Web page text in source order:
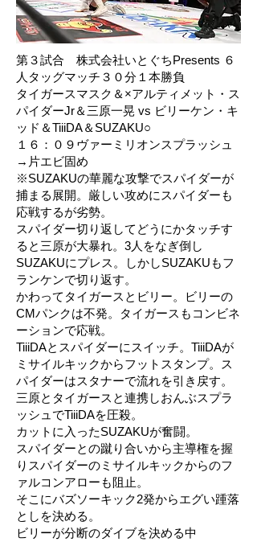
第３試合 株式会社いとぐちPresents ６
人タッグマッチ３０分１本勝負
タイガースマスク＆×アルティメット・ス
パイダーJr＆三原一晃 vs ビリーケン・キ
ッド＆TiiiDA＆SUZAKU○
１６：０９ヴァーミリオンスプラッシュ
→片エビ固め
※SUZAKUの華麗な攻撃でスパイダーが
捕まる展開。厳しい攻めにスパイダーも
応戦するが劣勢。
スパイダー切り返してどうにかタッチす
ると三原が大暴れ。3人をなぎ倒し
SUZAKUにプレス。しかしSUZAKUもフ
ランケンで切り返す。
かわってタイガースとビリー。ビリーの
CMパンクは不発。タイガースもコンビネ
ーションで応戦。
TiiiDAとスパイダーにスイッチ。TiiiDAが
ミサイルキックからフットスタンプ。ス
パイダーはスタナーで流れを引き戻す。
三原とタイガースと連携しおんぶスプラ
ッシュでTiiiDAを圧殺。
カットに入ったSUZAKUが奮闘。
スパイダーとの蹴り合いから主導権を握
りスパイダーのミサイルキックからのフ
ァルコンアローも阻止。
そこにバズソーキック2発からエグい踵落
としを決める。
ビリーが分断のダイブを決める中